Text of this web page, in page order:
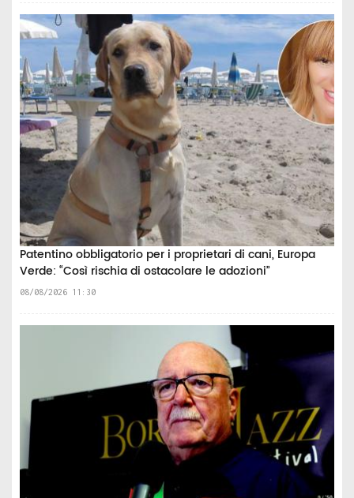
Patentino obbligatorio per i proprietari di cani, Europa
Verde: “Così rischia di ostacolare le adozioni”
08/08/2026 11:30